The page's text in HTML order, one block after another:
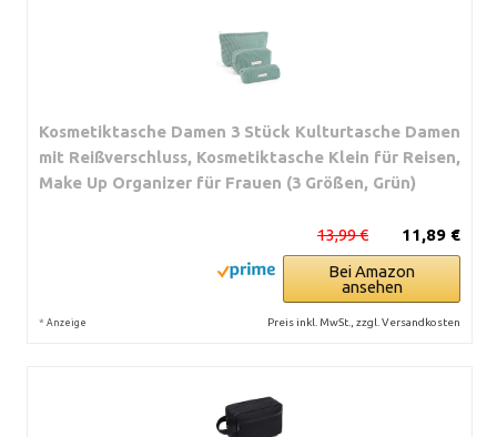
Kosmetiktasche Damen 3 Stück Kulturtasche Damen
mit Reißverschluss, Kosmetiktasche Klein für Reisen,
Make Up Organizer für Frauen (3 Größen, Grün)
11,89 €
13,99 €
Bei Amazon
ansehen
* Anzeige Preis inkl. MwSt., zzgl. Versandkosten